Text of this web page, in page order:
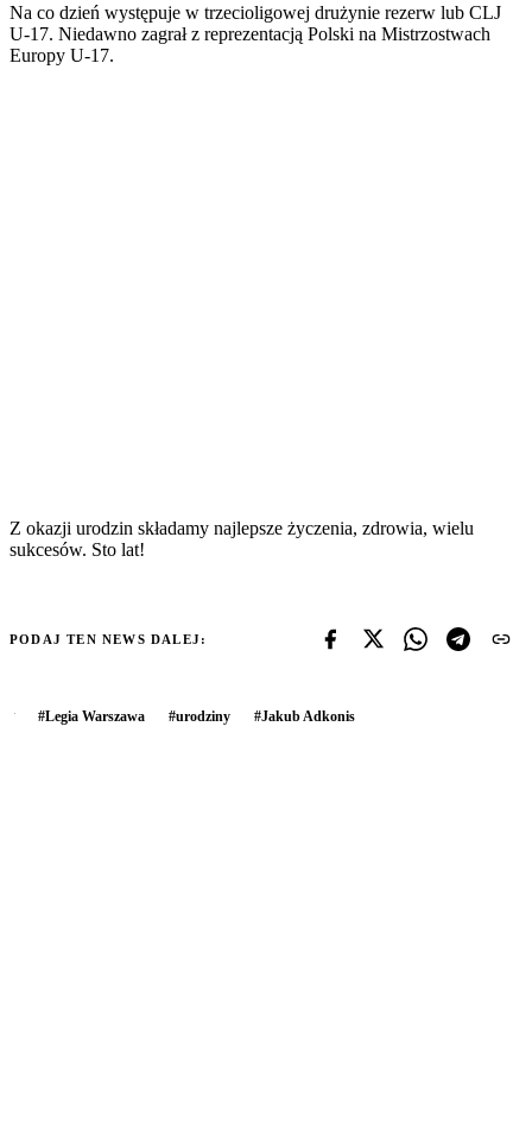
Na co dzień występuje w trzecioligowej drużynie rezerw lub CLJ
U-17. Niedawno zagrał z reprezentacją Polski na Mistrzostwach
Europy U-17.
Z okazji urodzin składamy najlepsze życzenia, zdrowia, wielu
sukcesów. Sto lat!
PODAJ TEN NEWS DALEJ:
#Legia Warszawa #urodziny #Jakub Adkonis